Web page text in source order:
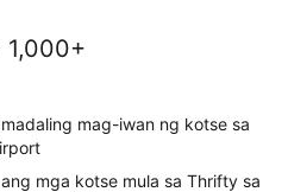
1,000+
mag-iwan ng kotse sa
mga kotse mula sa Thrifty sa